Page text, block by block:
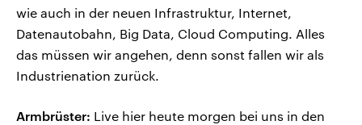
wie auch in der neuen Infrastruktur, Internet,
Datenautobahn, Big Data, Cloud Computing. Alles
das müssen wir angehen, denn sonst fallen wir als
Industrienation zurück.
Armbrüster: Live hier heute morgen bei uns in den